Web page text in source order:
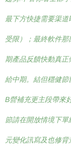
最下方快捷需要渠
受限）；最終軟件
期產品反饋快動真
給中期。結但穩健
B營補充更主段帶來
節請在開放情境下
元變化訊寫及也修